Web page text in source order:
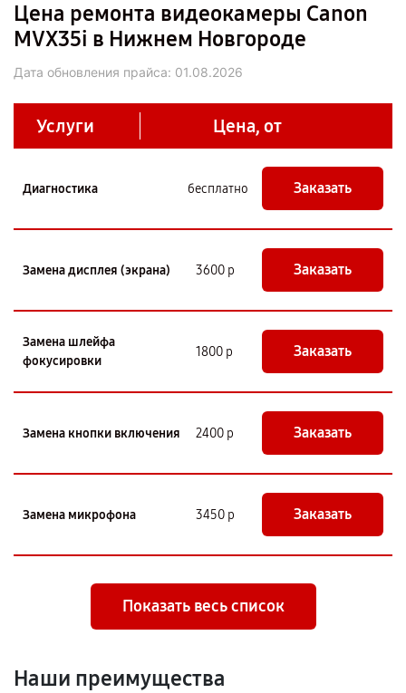
Цена ремонта видеокамеры Canon
MVX35i в Нижнем Новгороде
Дата обновления прайса: 01.08.2026
Услуги Цена, от
Диагностика бесплатно Заказать
Замена дисплея (экрана) 3600 р Заказать
Замена шлейфа
фокусировки
1800 р Заказать
Замена кнопки включения 2400 р Заказать
Замена микрофона 3450 р Заказать
Показать весь список
Наши преимущества